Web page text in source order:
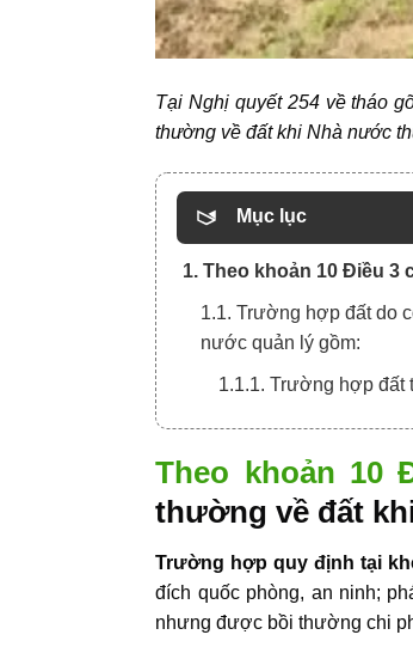
Tại Nghị quyết 254 về tháo
thường về đất khi Nhà nước
Mục lục
1. Theo khoản 10 Điều
1.1. Trường hợp đất do
nước quản lý gồm:
1.1.1. Trường hợp đất
Theo khoản 10
thường về đất
Trường hợp quy định tại
đích quốc phòng, an ninh;
nhưng được bồi thường chi